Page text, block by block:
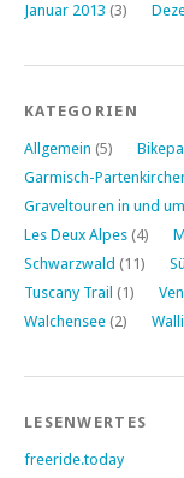
Januar 2013 (3)
KATEGORIEN
Allgemein (5)
Garmisch-
Graveltouren in und
Les Deux Alpes (4)
Schwarzwald (11)
Tuscany Trail (1)
Walchensee (2)
LESENWERTES
freeride.today